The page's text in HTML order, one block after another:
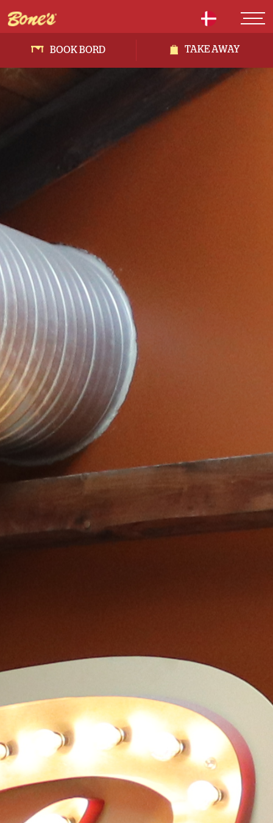
BOOK BORD TAKE AWAY